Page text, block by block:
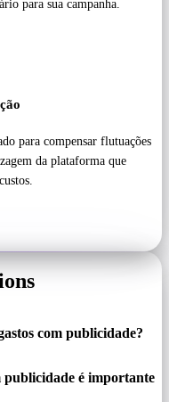
para sua campanha.
para compensar flutuações
da plataforma que
com publicidade?
publicidade é importante